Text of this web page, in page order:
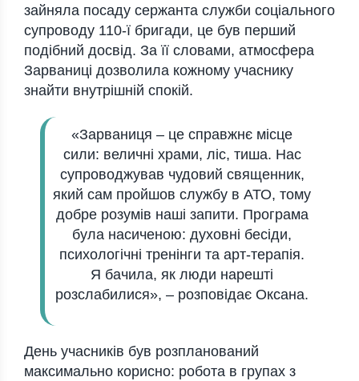
зайняла посаду сержанта служби соціального
супроводу 110-ї бригади, це був перший
подібний досвід. За її словами, атмосфера
Зарваниці дозволила кожному учаснику
знайти внутрішній спокій.
«Зарваниця – це справжнє місце
сили: величні храми, ліс, тиша. Нас
супроводжував чудовий священник,
який сам пройшов службу в АТО, тому
добре розумів наші запити. Програма
була насиченою: духовні бесіди,
психологічні тренінги та арт-терапія.
Я бачила, як люди нарешті
розслабилися», – розповідає Оксана.
День учасників був розпланований
максимально корисно: робота в групах з